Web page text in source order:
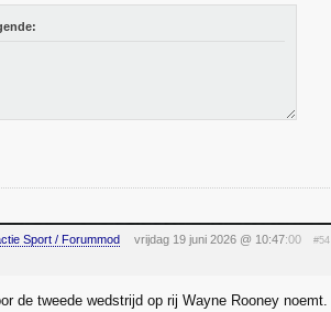
Sport / Forummod vrijdag 19 juni 2026 @ 10:47:00 #54
de tweede wedstrijd op rij Wayne Rooney noemt.